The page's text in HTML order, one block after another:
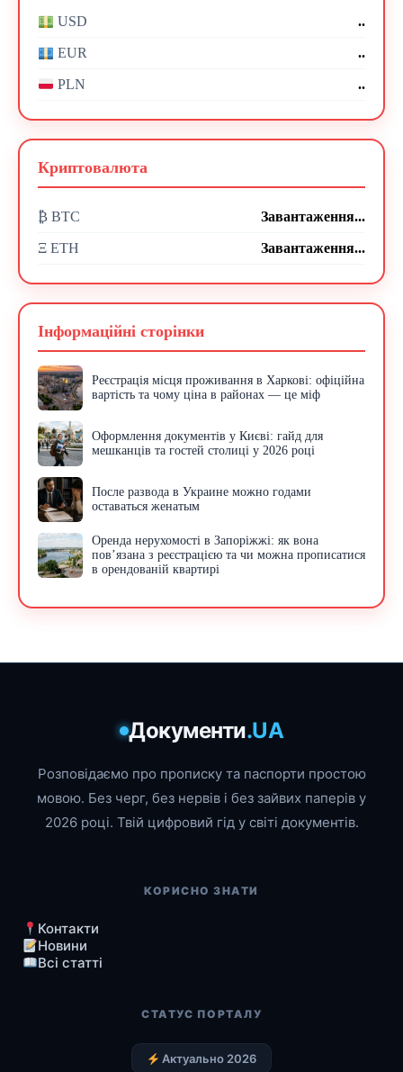
USD ..
EUR ..
PLN ..
Криптовалюта
₿ BTC Завантаження...
Ξ ETH Завантаження...
Інформаційні сторінки
Реєстрація місця проживання в Харкові: офіційна
вартість та чому ціна в районах — це міф
Оформлення документів у Києві: гайд для
мешканців та гостей столиці у 2026 році
После развода в Украине можно годами
оставаться женатым
Оренда нерухомості в Запоріжжі: як вона
пов’язана з реєстрацією та чи можна прописатися
в орендованій квартирі
Документи.UA
Розповідаємо про прописку та паспорти простою
мовою. Без черг, без нервів і без зайвих паперів у
2026 році. Твій цифровий гід у світі документів.
КОРИСНО ЗНАТИ
Контакти
Новини
Всі статті
СТАТУС ПОРТАЛУ
Актуально 2026